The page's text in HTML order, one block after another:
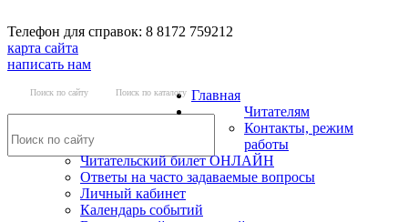
Телефон для справок: 8 8172 759212
карта сайта
написать нам
Поиск по сайту Поиск по каталогу Главная
Читателям
Контакты, режим
работы
Читательский билет ОНЛАЙН
Ответы на часто задаваемые вопросы
Личный кабинет
Календарь событий